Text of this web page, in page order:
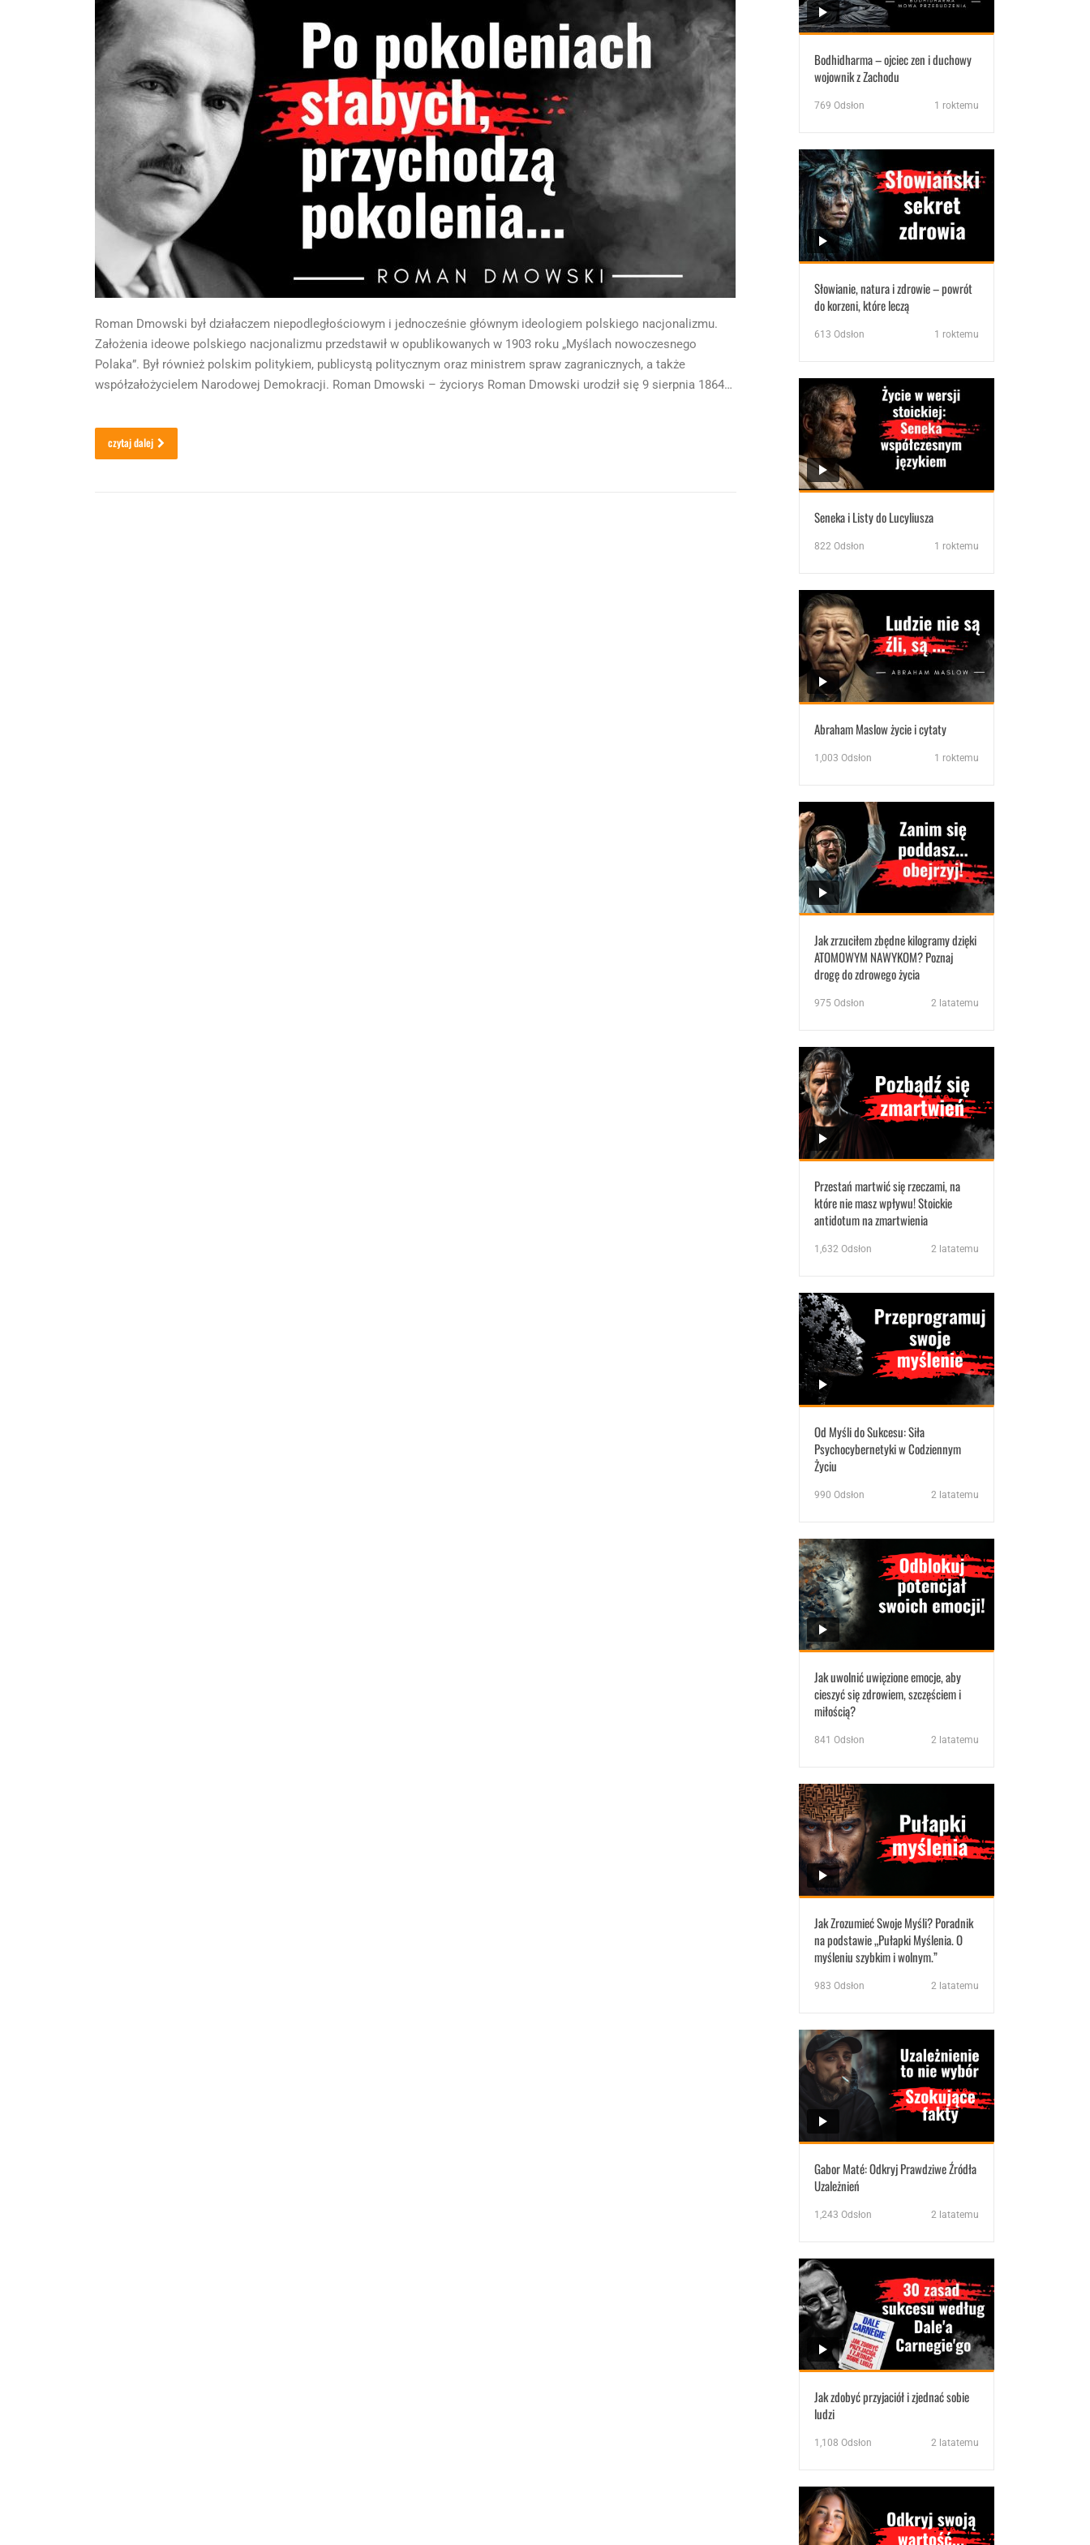
Roman Dmowski był działaczem niepodległościowym i jednocześnie głównym ideologiem polskiego nacjonalizmu.
Założenia ideowe polskiego nacjonalizmu przedstawił w opublikowanych w 1903 roku „Myślach nowoczesnego
Polaka”. Był również polskim politykiem, publicystą politycznym oraz ministrem spraw zagranicznych, a także
współzałożycielem Narodowej Demokracji. Roman Dmowski – życiorys Roman Dmowski urodził się 9 sierpnia 1864…
czytaj dalej
Bodhidharma – ojciec zen i duchowy
wojownik z Zachodu
769 Odsłon 1 roktemu
Słowianie, natura i zdrowie – powrót
do korzeni, które leczą
613 Odsłon 1 roktemu
Seneka i Listy do Lucyliusza
822 Odsłon 1 roktemu
Abraham Maslow życie i cytaty
1,003 Odsłon 1 roktemu
Jak zrzuciłem zbędne kilogramy dzięki
ATOMOWYM NAWYKOM? Poznaj
drogę do zdrowego życia
975 Odsłon 2 latatemu
Przestań martwić się rzeczami, na
które nie masz wpływu! Stoickie
antidotum na zmartwienia
1,632 Odsłon 2 latatemu
Od Myśli do Sukcesu: Siła
Psychocybernetyki w Codziennym
Życiu
990 Odsłon 2 latatemu
Jak uwolnić uwięzione emocje, aby
cieszyć się zdrowiem, szczęściem i
miłością?
841 Odsłon 2 latatemu
Jak Zrozumieć Swoje Myśli? Poradnik
na podstawie „Pułapki Myślenia. O
myśleniu szybkim i wolnym.”
983 Odsłon 2 latatemu
Gabor Maté: Odkryj Prawdziwe Źródła
Uzależnień
1,243 Odsłon 2 latatemu
Jak zdobyć przyjaciół i zjednać sobie
ludzi
1,108 Odsłon 2 latatemu